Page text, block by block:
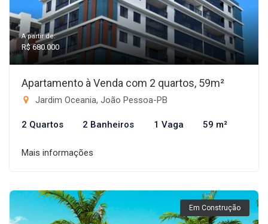
A partir de:
R$ 680.000
Apartamento à Venda com 2 quartos, 59m²
Jardim Oceania, João Pessoa-PB
2 Quartos 2 Banheiros 1 Vaga 59 m²
Mais informações
Em Construção